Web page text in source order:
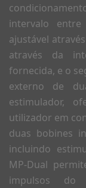
intervalo
ajustável
através da
fornecida, e o
externo de
estimulador,
utilizador em
duas bobines
incluindo
MP-Dual
impulsos do